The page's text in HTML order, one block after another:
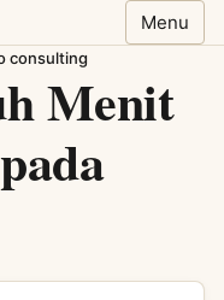
Menu
consulting
Menit